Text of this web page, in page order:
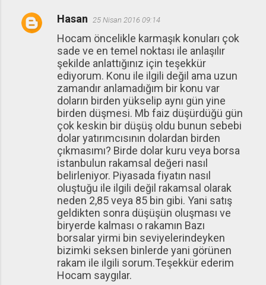
Hasan 25 Nisan 2016 09:14
Hocam öncelikle karmaşık konuları çok
sade ve en temel noktası ile anlaşılır
şekilde anlattığınız için teşekkür
ediyorum. Konu ile ilgili değil ama uzun
zamandır anlamadığım bir konu var
doların birden yükselip aynı gün yine
birden düşmesi. Mb faiz düşürdüğü gün
çok keskin bir düşüş oldu bunun sebebi
dolar yatırımcısının dolardan birden
çıkmasımı? Birde dolar kuru veya borsa
istanbulun rakamsal değeri nasıl
belirleniyor. Piyasada fiyatın nasıl
oluştuğu ile ilgili değil rakamsal olarak
neden 2,85 veya 85 bin gibi. Yani satış
geldikten sonra düşüşün oluşması ve
biryerde kalması o rakamın Bazı
borsalar yirmi bin seviyelerindeyken
bizimki seksen binlerde yani görünen
rakam ile ilgili sorum.Teşekkür ederim
Hocam saygılar.